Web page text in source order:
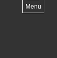
Menu